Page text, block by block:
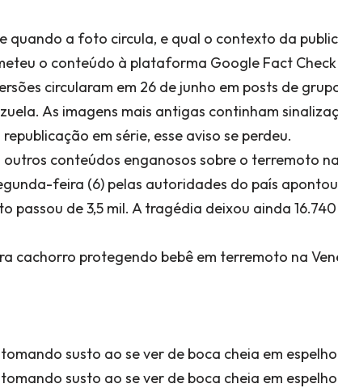
quando a foto circula, e qual o contexto da
o conteúdo à plataforma Google Fact Check
circularam em 26 de junho em posts de
As imagens mais antigas continham
em série, esse aviso se perdeu.
conteúdos enganosos sobre o terremoto
feira (6) pelas autoridades do país
passou de 3,5 mil. A tragédia deixou ainda
cachorro protegendo bebê em terremoto na
susto ao se ver de boca cheia em
susto ao se ver de boca cheia em